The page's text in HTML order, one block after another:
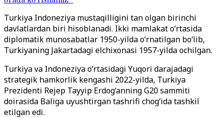
Turkiya Indoneziya mustaqilligini tan olgan birinchi
davlatlardan biri hisoblanadi. Ikki mamlakat o‘rtasida
diplomatik munosabatlar 1950-yilda o‘rnatilgan bo‘lib,
Turkiyaning Jakartadagi elchixonasi 1957-yilda ochilgan.
Turkiya va Indoneziya o‘rtasidagi Yuqori darajadagi
strategik hamkorlik kengashi 2022-yilda, Turkiya
Prezidenti Rejep Tayyip Erdog‘anning G20 sammiti
doirasida Baliga uyushtirgan tashrifi chog‘ida tashkil
etilgan edi.